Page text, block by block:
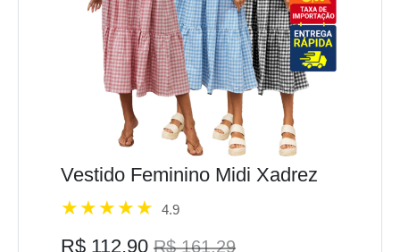
Vestido Feminino Midi Xadrez
4.9
R$ 112,90 R$ 161,29